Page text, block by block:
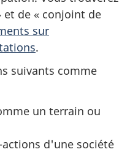
et de « conjoint de
sur
.
suivants comme
un terrain ou
d'une société